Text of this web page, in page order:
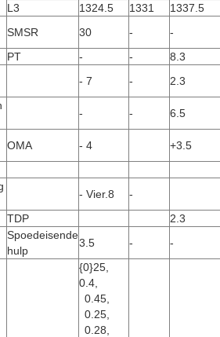
L3
1324.5 1331 1337.5
SMSR 30 - -
PT - - 8.3
- 7 - 2.3
- - 6.5
OMA - 4 +3.5
- Vier.8 -
TDP 2.3
Spoedeisende
hulp
3.5 - -
{0}25,
0.4,
0.45,
0.25,
0.28,